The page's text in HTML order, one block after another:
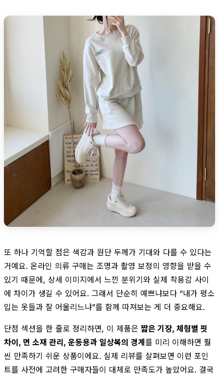
또 하나 기억할 점은 색감과 원단 두께가 기대와 다를 수 있다는
거예요. 온라인 의류 구매는 조명과 촬영 보정의 영향을 받을 수
있기 때문에, 상세 이미지에서 느낀 분위기와 실제 착용감 사이
에 차이가 생길 수 있어요. 그래서 단순히 예쁘냐보다 “내가 평소
입는 옷들과 잘 어울리느냐”를 함께 따져보는 게 더 중요해요.
단점 섹션을 한 줄로 정리하면, 이 제품은 짧은 기장, 체형별 핏
차이, 면 소재 관리, 운동용과 일상복의 경계를 미리 이해하면 훨
씬 만족하기 쉬운 상품이에요. 실제 리뷰를 살펴보면 이런 포인
트를 사전에 고려한 구매자들이 대체로 만족도가 높았어요. 결국